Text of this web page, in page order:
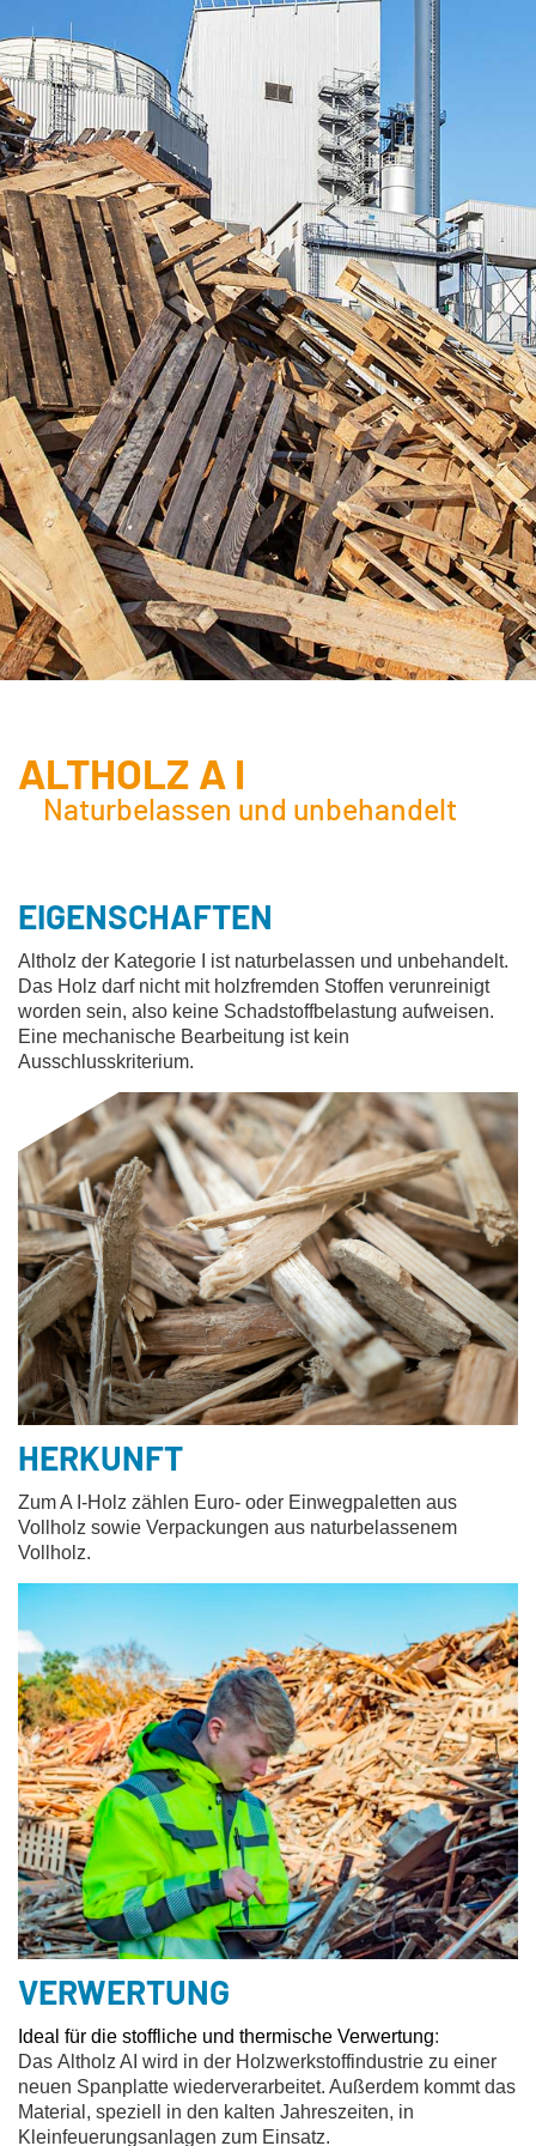
ALTHOLZ A I
Naturbelassen und unbehandelt
EIGENSCHAFTEN
Altholz der Kategorie I ist naturbelassen und unbehandelt.
Das Holz darf nicht mit holzfremden Stoffen verunreinigt
worden sein, also keine Schadstoffbelastung aufweisen.
Eine mechanische Bearbeitung ist kein
Ausschlusskriterium.
HERKUNFT
Zum A I-Holz zählen Euro- oder Einwegpaletten aus
Vollholz sowie Verpackungen aus naturbelassenem
Vollholz.
VERWERTUNG
Ideal für die stoffliche und thermische Verwertung:
Das Altholz AI wird in der Holzwerkstoffindustrie zu einer
neuen Spanplatte wiederverarbeitet. Außerdem kommt das
Material, speziell in den kalten Jahreszeiten, in
Kleinfeuerungsanlagen zum Einsatz.